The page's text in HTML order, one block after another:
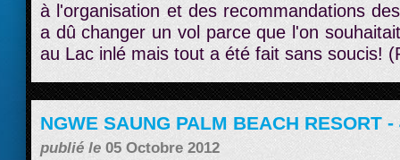
à l'organisation et des recommandations
a dû changer un vol parce que l'on
au Lac inlé mais tout a été fait sans soucis!
NGWE SAUNG PALM BEACH RESORT
publié le 05 Octobre 2012